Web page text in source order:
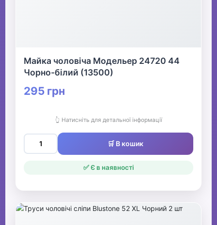
Майка чоловіча Модельер 24720 44
Чорно-білий (13500)
295 грн
👆 Натисніть для детальної інформації
🛒 В кошик
✅ Є в наявності